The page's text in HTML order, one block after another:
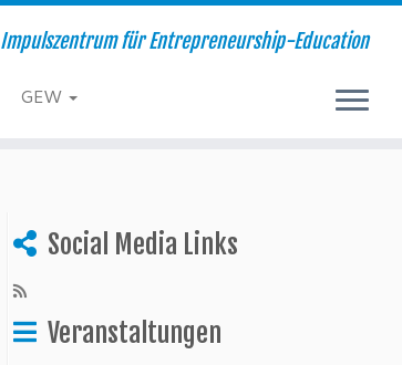
Impulszentrum für Entrepreneurship-Education
GEW
Social Media Links
Veranstaltungen